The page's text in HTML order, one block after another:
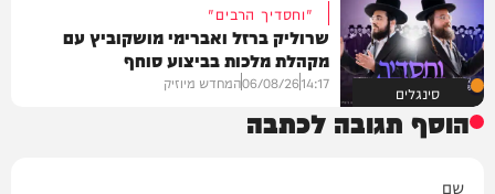
סינגלים
"וחסדיך הרבים"
שרוליק ברזל ואברימי מושקוביץ עם
מקהלת מלכות בביצוע סוחף
14:17
06/08/26המחדש מיוזיק
הוסף תגובה לכתבה